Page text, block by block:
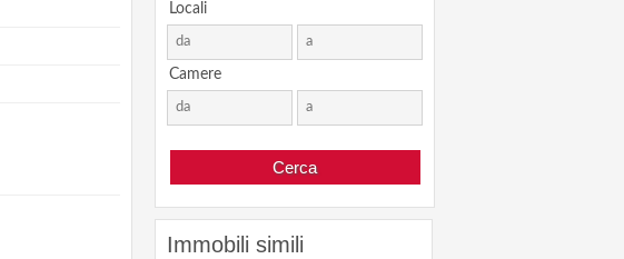
Locali
Camere
Immobili simili